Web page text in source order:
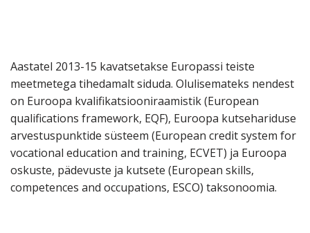
Aastatel 2013-15 kavatsetakse Europassi teiste
meetmetega tihedamalt siduda. Olulisemateks nendest
on Euroopa kvalifikatsiooniraamistik (European
qualifications framework, EQF), Euroopa kutsehariduse
arvestuspunktide süsteem (European credit system for
vocational education and training, ECVET) ja Euroopa
oskuste, pädevuste ja kutsete (European skills,
competences and occupations, ESCO) taksonoomia.